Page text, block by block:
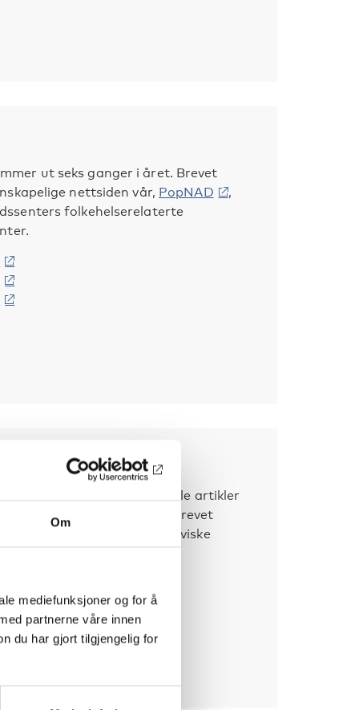
Om
mediefunksjoner og for å
partnerne våre innen
du har gjort tilgjengelig for
ut seks ganger i året. Brevet
nettsiden vår, PopNAD
,
folkehelserelaterte
i Norden? Vi samler aktuelle artikler
arrangementer. Nyhetsbrevet
materiale på de skandinaviske
1/2026